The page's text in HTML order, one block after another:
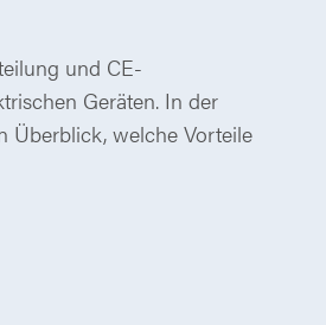
und CE-
Geräten. In der
Überblick, welche Vorteile